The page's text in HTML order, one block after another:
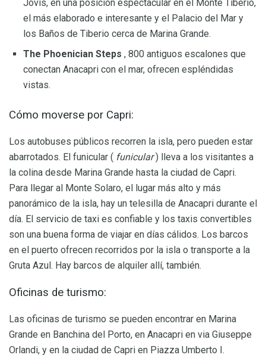
Jovis, en una posición espectacular en el Monte Tiberio,
el más elaborado e interesante y el Palacio del Mar y
los Baños de Tiberio cerca de Marina Grande.
The Phoenician Steps , 800 antiguos escalones que
conectan Anacapri con el mar, ofrecen espléndidas
vistas.
Cómo moverse por Capri:
Los autobuses públicos recorren la isla, pero pueden estar
abarrotados. El funicular ( funicular) lleva a los visitantes a
la colina desde Marina Grande hasta la ciudad de Capri.
Para llegar al Monte Solaro, el lugar más alto y más
panorámico de la isla, hay un telesilla de Anacapri durante el
día. El servicio de taxi es confiable y los taxis convertibles
son una buena forma de viajar en días cálidos. Los barcos
en el puerto ofrecen recorridos por la isla o transporte a la
Gruta Azul. Hay barcos de alquiler allí, también.
Oficinas de turismo:
Las oficinas de turismo se pueden encontrar en Marina
Grande en Banchina del Porto, en Anacapri en via Giuseppe
Orlandi, y en la ciudad de Capri en Piazza Umberto I.